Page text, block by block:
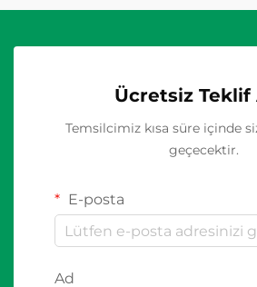
Ücretsiz Teklif
Temsilcimiz kısa süre içinde
geçecektir.
E-posta
Ad